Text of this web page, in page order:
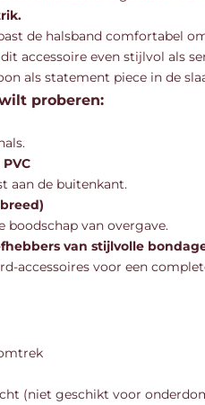
de halsband comfortabel
accessoire even stijlvol als
als statement piece in de
proberen:
aan de buitenkant.
boodschap van overgave.
van stijlvolle
accessoires voor een
(niet geschikt voor